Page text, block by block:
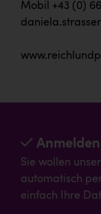
Mobil +43 (0)
Anmelden
Sie wollen
automatisch
einfach Ihre